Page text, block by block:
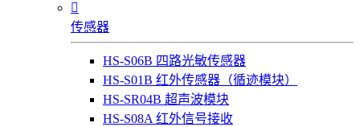

传感器
HS-S06B 四路光敏传感器
HS-S01B 红外传感器（循迹模块）
HS-SR04B 超声波模块
HS-S08A 红外信号接收